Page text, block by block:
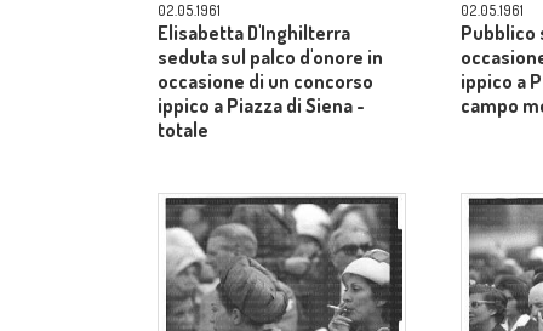
02.05.1961
Elisabetta D'Inghilterra
seduta sul palco d'onore in
occasione di un concorso
ippico a Piazza di Siena -
totale
02.05.1961
Pubblico
ippico a
campo